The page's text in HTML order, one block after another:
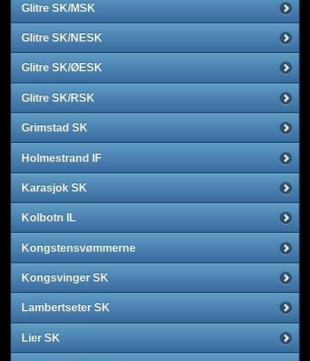
Glitre SK/MSK
Glitre SK/NESK
Glitre SK/ØESK
Glitre SK/RSK
Grimstad SK
Holmestrand IF
Karasjok SK
Kolbotn IL
Kongstensvømmerne
Kongsvinger SK
Lambertseter SK
Lier SK